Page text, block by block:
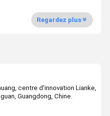
Regardez plus
centre d'innovation Lianke,
Guangdong, Chine.